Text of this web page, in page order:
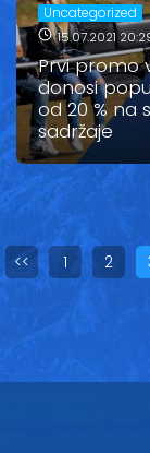
Uncategorized
15.07.2021
Prvi promo
donosi
od 20 % na
sadržaje
<< 1 2